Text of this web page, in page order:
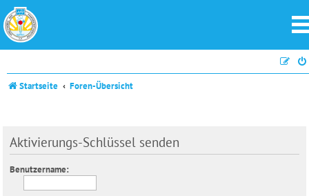
Startseite Foren-Übersicht
Aktivierungs-Schlüssel senden
Benutzername: